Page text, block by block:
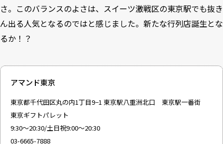
さ。このバランスのよさは、スイーツ激戦区の東京駅でも抜き
ん出る人気となるのではと感じました。新たな行列店誕生とな
るか！？
アマンド東京
東京都千代田区丸の内1丁目9−1 東京駅八重洲北口 東京駅一番街
東京ギフトパレット
9:30～20:30/土日祝9:00～20:30
03-6665-7888